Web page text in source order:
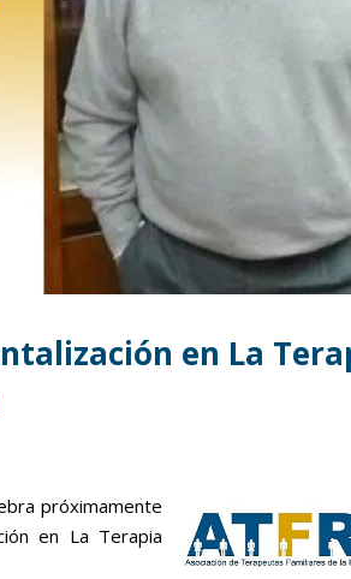
en La
próximamente
en La Terapia